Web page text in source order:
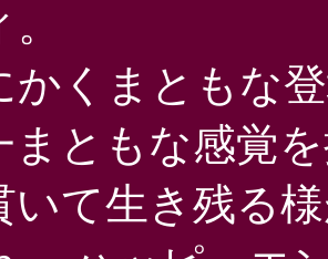
かくまともな
まともな感覚
いて生き残る